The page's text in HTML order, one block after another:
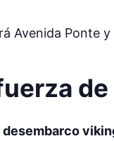
Avenida Ponte
de
desembarco